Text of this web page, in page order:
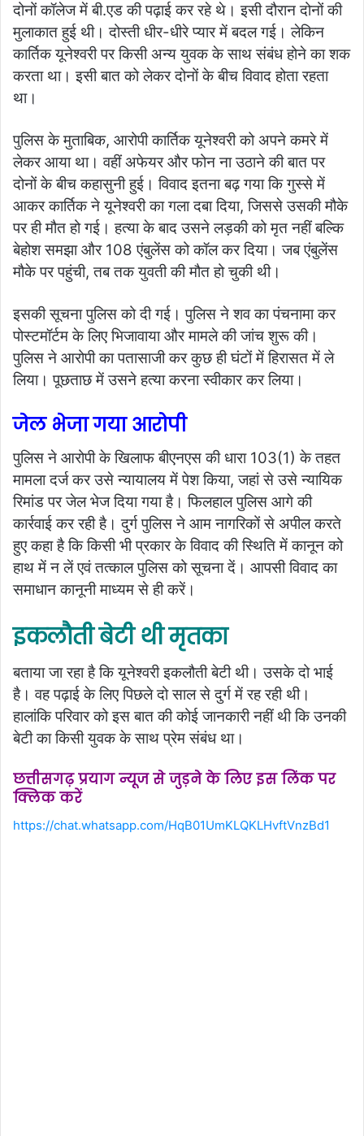
दोनों कॉलेज में बी.एड की पढ़ाई कर रहे थे। इसी दौरान दोनों की
मुलाकात हुई थी। दोस्ती धीर-धीरे प्यार में बदल गई। लेकिन
कार्तिक यूनेश्वरी पर किसी अन्य युवक के साथ संबंध होने का शक
करता था। इसी बात को लेकर दोनों के बीच विवाद होता रहता
था।
पुलिस के मुताबिक, आरोपी कार्तिक यूनेश्वरी को अपने कमरे में
लेकर आया था। वहीं अफेयर और फोन ना उठाने की बात पर
दोनों के बीच कहासुनी हुई। विवाद इतना बढ़ गया कि गुस्से में
आकर कार्तिक ने यूनेश्वरी का गला दबा दिया, जिससे उसकी मौके
पर ही मौत हो गई। हत्या के बाद उसने लड़की को मृत नहीं बल्कि
बेहोश समझा और 108 एंबुलेंस को कॉल कर दिया। जब एंबुलेंस
मौके पर पहुंची, तब तक युवती की मौत हो चुकी थी।
इसकी सूचना पुलिस को दी गई। पुलिस ने शव का पंचनामा कर
पोस्टमॉर्टम के लिए भिजावाया और मामले की जांच शुरू की।
पुलिस ने आरोपी का पतासाजी कर कुछ ही घंटों में हिरासत में ले
लिया। पूछताछ में उसने हत्या करना स्वीकार कर लिया।
जेल भेजा गया आरोपी
पुलिस ने आरोपी के खिलाफ बीएनएस की धारा 103(1) के तहत
मामला दर्ज कर उसे न्यायालय में पेश किया, जहां से उसे न्यायिक
रिमांड पर जेल भेज दिया गया है। फिलहाल पुलिस आगे की
कार्रवाई कर रही है। दुर्ग पुलिस ने आम नागरिकों से अपील करते
हुए कहा है कि किसी भी प्रकार के विवाद की स्थिति में कानून को
हाथ में न लें एवं तत्काल पुलिस को सूचना दें। आपसी विवाद का
समाधान कानूनी माध्यम से ही करें।
इकलौती बेटी थी मृतका
बताया जा रहा है कि यूनेश्वरी इकलौती बेटी थी। उसके दो भाई
है। वह पढ़ाई के लिए पिछले दो साल से दुर्ग में रह रही थी।
हालांकि परिवार को इस बात की कोई जानकारी नहीं थी कि उनकी
बेटी का किसी युवक के साथ प्रेम संबंध था।
छत्तीसगढ़ प्रयाग न्यूज से जुड़ने के लिए इस लिंक पर
क्लिक करें
https://chat.whatsapp.com/HqB01UmKLQKLHvftVnzBd1